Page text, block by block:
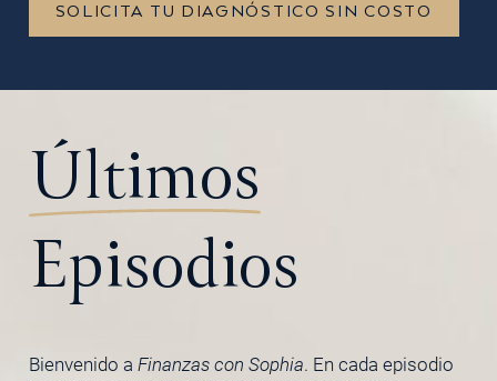
SOLICITA TU DIAGNÓSTICO SIN COSTO
Últimos
Episodios
Bienvenido a Finanzas con Sophia. En cada episodio